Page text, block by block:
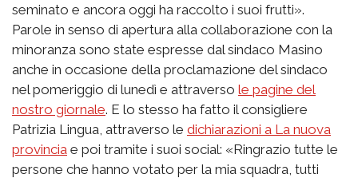
seminato e ancora oggi ha raccolto i suoi frutti».
Parole in senso di apertura alla collaborazione con la
minoranza sono state espresse dal sindaco Masino
anche in occasione della proclamazione del sindaco
nel pomeriggio di lunedì e attraverso le pagine del
nostro giornale. E lo stesso ha fatto il consigliere
Patrizia Lingua, attraverso le dichiarazioni a La nuova
provincia e poi tramite i suoi social: «Ringrazio tutte le
persone che hanno votato per la mia squadra, tutti